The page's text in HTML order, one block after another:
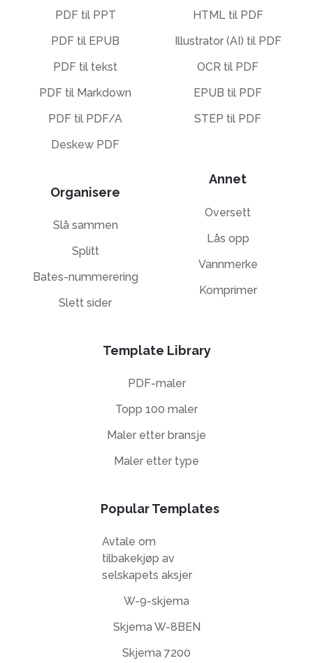
PDF til PPT
PDF til EPUB
PDF til tekst
PDF til Markdown
PDF til PDF/A
Deskew PDF
Organisere
Slå sammen
Splitt
Bates-nummerering
Slett sider
HTML til PDF
Illustrator (AI) til PDF
OCR til PDF
EPUB til PDF
STEP til PDF
Annet
Oversett
Lås opp
Vannmerke
Komprimer
Template Library
PDF-maler
Topp 100 maler
Maler etter bransje
Maler etter type
Popular Templates
Avtale om
tilbakekjøp av
selskapets aksjer
W-9-skjema
Skjema W-8BEN
Skjema 7200